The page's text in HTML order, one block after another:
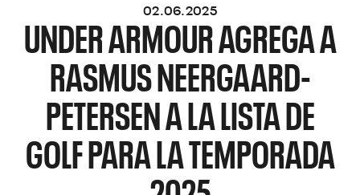
02.06.2025
UNDER ARMOUR AGREGA A
RASMUS NEERGAARD-
PETERSEN A LA LISTA DE
GOLF PARA LA TEMPORADA